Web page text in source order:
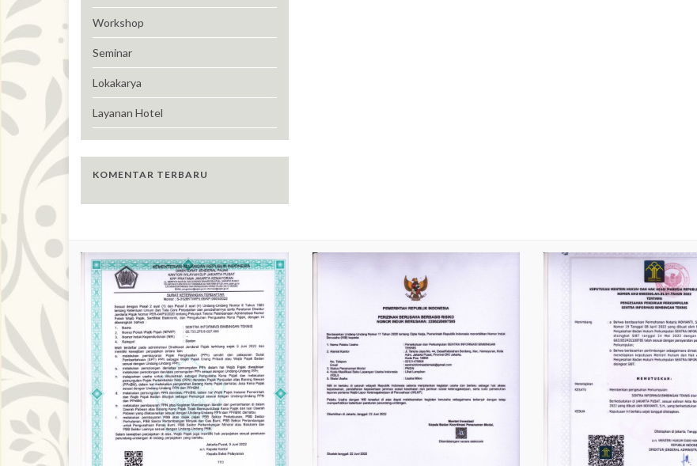
Workshop
Seminar
Lokakarya
Layanan Hotel
KOMENTAR TERBARU